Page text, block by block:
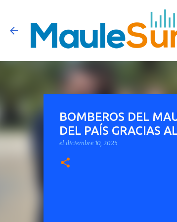
BOMBEROS DEL
DEL PAÍS GRACIAS
el diciembre 10, 2025